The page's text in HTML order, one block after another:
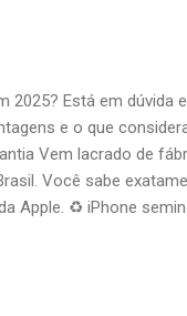
2025? Está em
e o que
Vem lacrado de
Você sabe
Apple. ♻️ iPhone
mais no futuro com
a pena pela